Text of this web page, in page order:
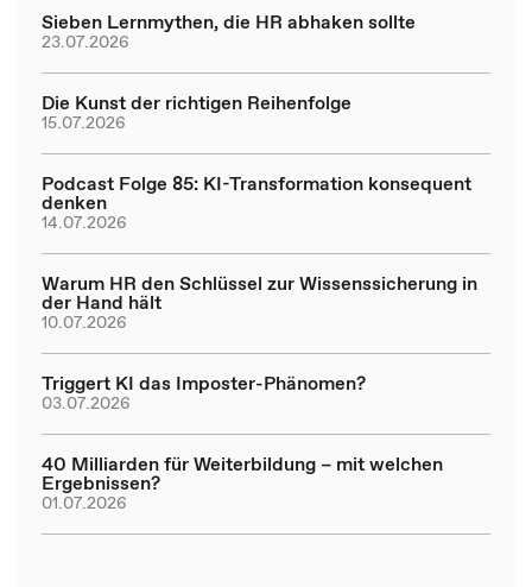
Sieben Lernmythen, die HR abhaken sollte
23.07.2026
Die Kunst der richtigen Reihenfolge
15.07.2026
Podcast Folge 85: KI-Transformation konsequent
denken
14.07.2026
Warum HR den Schlüssel zur Wissenssicherung in
der Hand hält
10.07.2026
Triggert KI das Imposter-Phänomen?
03.07.2026
40 Milliarden für Weiterbildung – mit welchen
Ergebnissen?
01.07.2026